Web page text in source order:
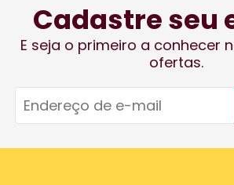
Cadastre seu
E seja o primeiro a conhecer
ofertas.